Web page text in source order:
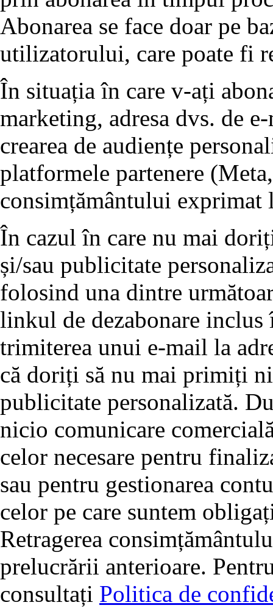
Abonarea se face doar pe
utilizatorului, care poate fi
În situația în care v-ați
marketing, adresa dvs. de
crearea de audiențe
platformele partenere
consimțământului exprimat
În cazul în care nu mai
și/sau publicitate
folosind una dintre
linkul de dezabonare
trimiterea unui e-mail la
că doriți să nu mai primiți
publicitate personalizată.
nicio comunicare
celor necesare pentru
sau pentru gestionarea
celor pe care suntem
Retragerea
prelucrării anterioare.
consultați Politica de